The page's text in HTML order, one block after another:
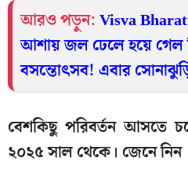
আরও পড়ুন:Visva
আশায় জল ঢেলে হয়ে গেল
বসন্তোৎসব! এবার
বেশকিছু পরিবর্তন আসতে
২০২৫ সাল থেকে। জেনে নিন